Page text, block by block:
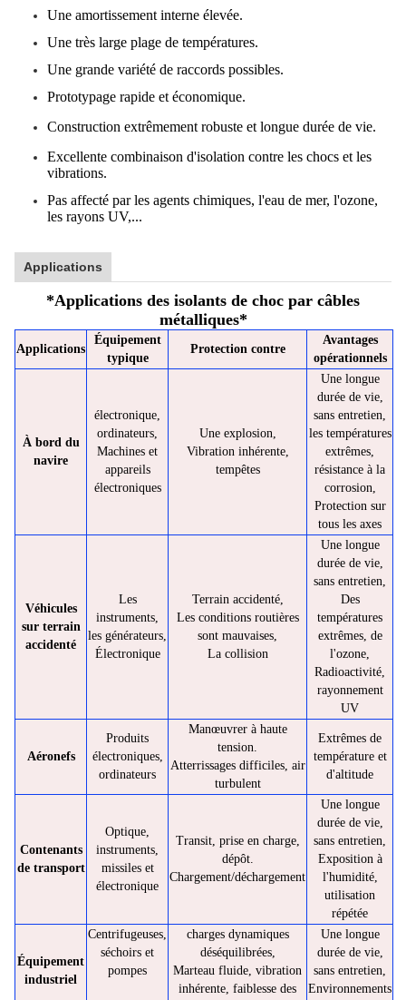
Une amortissement interne élevée.
Une très large plage de températures.
Une grande variété de raccords possibles.
Prototypage rapide et économique.
Construction extrêmement robuste et longue durée de vie.
Excellente combinaison d'isolation contre les chocs et les
vibrations.
Pas affecté par les agents chimiques, l'eau de mer, l'ozone,
les rayons UV,...
Applications
*Applications des isolants de choc par câbles
métalliques*
Applications
Équipement
typique
Protection contre
Avantages
opérationnels
À bord du
navire
électronique,
ordinateurs,
Machines et
appareils
électroniques
Une explosion,
Vibration inhérente,
tempêtes
Une longue
durée de vie,
sans entretien,
les températures
extrêmes,
résistance à la
corrosion,
Protection sur
tous les axes
Véhicules
sur terrain
accidenté
Les
instruments,
les générateurs,
Électronique
Terrain accidenté,
Les conditions routières
sont mauvaises,
La collision
Une longue
durée de vie,
sans entretien,
Des
températures
extrêmes, de
l'ozone,
Radioactivité,
rayonnement
UV
Aéronefs
Produits
électroniques,
ordinateurs
Manœuvrer à haute
tension.
Atterrissages difficiles, air
turbulent
Extrêmes de
température et
d'altitude
Contenants
de transport
Optique,
instruments,
missiles et
électronique
Transit, prise en charge,
dépôt.
Chargement/déchargement
Une longue
durée de vie,
sans entretien,
Exposition à
l'humidité,
utilisation
répétée
Équipement
industriel
Centrifugeuses,
séchoirs et
pompes
charges dynamiques
déséquilibrées,
Marteau fluide, vibration
inhérente, faiblesse des
Une longue
durée de vie,
sans entretien,
Environnements